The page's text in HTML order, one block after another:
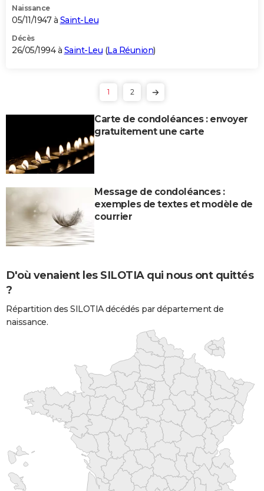
Naissance
05/11/1947 à Saint-Leu
Décès
26/05/1994 à Saint-Leu (La Réunion)
1 2
Carte de condoléances : envoyer
gratuitement une carte
Message de condoléances :
exemples de textes et modèle de
courrier
D'où venaient les SILOTIA qui nous ont quittés
?
Répartition des SILOTIA décédés par département de
naissance.